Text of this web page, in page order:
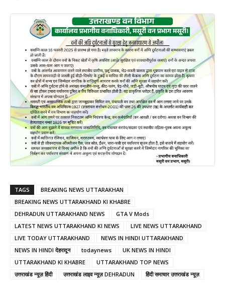
TAGS
BREAKING NEWS UTTARAKHAN
BREAKING NEWS UTTARAKHAND KI KHABRE
DEHRADUN UTTARAKHAND NEWS
GTA V Mods
LATEST NEWS UTTARAKHAND KI NEWS
LIVE NEWS UTTARAKHAND
LIVE TODAY UTTARAKHAND
NEWS IN HINDI UTTARAKHAND
NEWS IN HINDI देहरादून
todaynews
UK NEWS IN HINDI
UTTARAKHAND KI KHABRE
UTTARAKHAND TOP NEWS
उत्तराखंड न्यूज़ हिंदी
उत्तराखंड लाइव न्यूज़ DEHRADUN हिंदी समाचार उत्तराखंड न्यूज़